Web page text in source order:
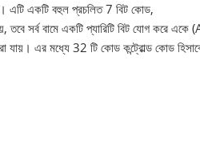
একটি বহুল প্রচলিত 7 বিট কোড,
তবে সর্ব বামে একটি প্যারিটি বিট যোগ করে
এর মধ্যে 32 টি কোড কন্ট্রোল্ড কোড হিসাবে